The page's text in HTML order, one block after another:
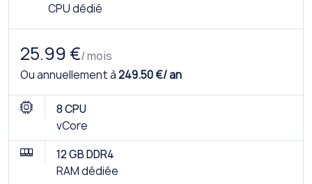
CPU dédié
25.99 €/ mois
Ou annuellement à249.50 €/ an
8 CPU
vCore
12 GB DDR4
RAM dédiée